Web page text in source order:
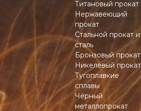
Титановый прокат
Нержавеющий
прокат
Стальной прокат и
сталь
Бронзовый прокат
Никелевый прокат
Тугоплавкие
сплавы
Чёрный
металлопрокат